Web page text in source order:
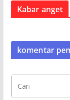
Kabar anget
komentar